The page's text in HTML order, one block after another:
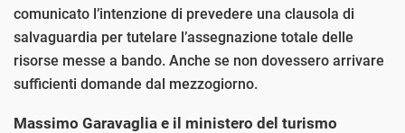
comunicato l’intenzione di prevedere una clausola di
salvaguardia per tutelare l’assegnazione totale delle
risorse messe a bando. Anche se non dovessero arrivare
sufficienti domande dal mezzogiorno.
Massimo Garavaglia e il ministero del turismo